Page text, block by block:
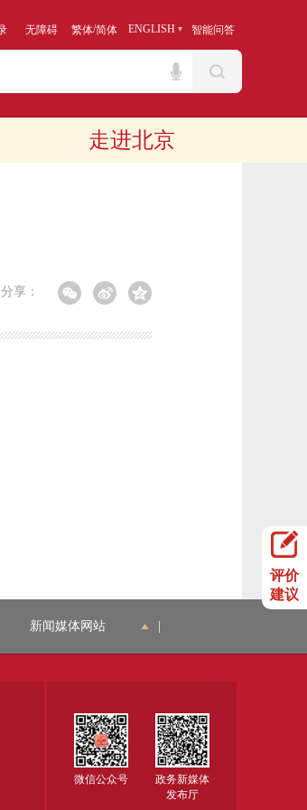
无障碍 繁体/简体 ENGLISH 智能问答
走进北京
分享：
评价
建议
新闻媒体网站
微信公众号
政务新媒体
发布厅